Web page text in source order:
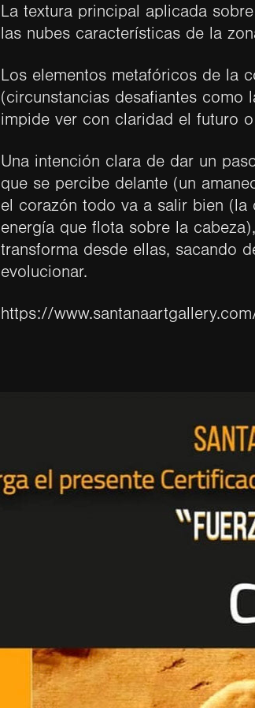
La textura principal aplicada
las nubes características de la
Los elementos metafóricos de la
(circunstancias desafiantes como
impide ver con claridad el futuro
Una intención clara de dar un
que se percibe delante (un
el corazón todo va a salir bien (la
energía que flota sobre la
transforma desde ellas, sacando
evolucionar.
https://